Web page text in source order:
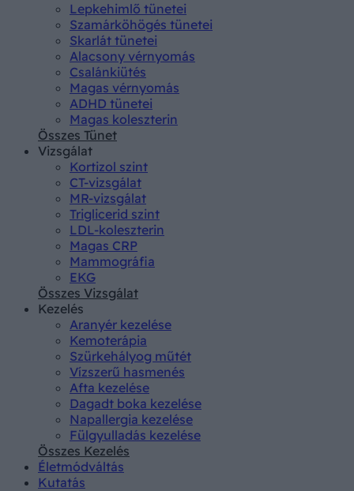
Lepkehimlő tünetei
Szamárköhögés tünetei
Skarlát tünetei
Alacsony vérnyomás
Csalánkiütés
Magas vérnyomás
ADHD tünetei
Magas koleszterin
Összes Tünet
Vizsgálat
Kortizol szint
CT-vizsgálat
MR-vizsgálat
Triglicerid szint
LDL-koleszterin
Magas CRP
Mammográfia
EKG
Összes Vizsgálat
Kezelés
Aranyér kezelése
Kemoterápia
Szürkehályog műtét
Vízszerű hasmenés
Afta kezelése
Dagadt boka kezelése
Napallergia kezelése
Fülgyulladás kezelése
Összes Kezelés
Életmódváltás
Kutatás